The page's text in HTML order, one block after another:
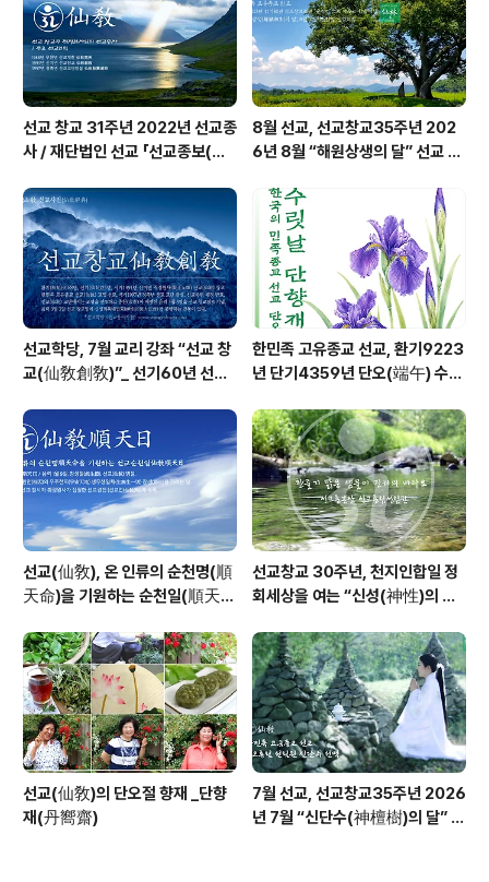
年) 선사(仙史) 환기9220년 단기4356년 선기57년 선
교개천36년 선교창교33년 ..
선교 창교 31주년 2022년 선교종
사 / 재단법인 선교 「선교종보(仙
8월 선교, 선교창교35주년 202
6년 8월 “해원상생의 달” 선교 법
선교학당, 7월 교리 강좌 “선교 창
교(仙敎創敎)”_ 선기60년 선교
한민족 고유종교 선교, 환기9223
년 단기4359년 단오(端午) 수릿
사님 신성교화법문
선교(仙敎), 온 인류의 순천명(順
天命)을 기원하는 순천일(順天
정반포
선교창교 30주년, 천지인합일 정
회세상을 여는 “신성(神性)의 물
“신성회복과 청정수행” 교유를 생
각하며
선교(仙敎)의 단오절 향재 _단향
재(丹嚮齋)
7월 선교, 선교창교35주년 2026
년 7월 “신단수(神檀樹)의 달” 선